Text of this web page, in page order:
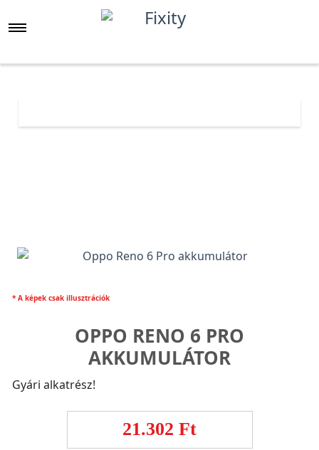
* A képek csak illusztrációk
OPPO RENO 6 PRO
AKKUMULÁTOR
Gyári alkatrész!
21.302 Ft